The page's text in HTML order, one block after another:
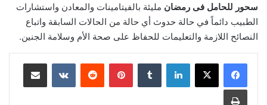
سحور للحامل فى رمضان مليئة بالفيتامينات والمعادن واستشارات
الطبيب دائماً في حالة حدوث أي حالة من الحالات السابقة واتباع
النصائح اللازمة والتعليمات للحفاظ على صحة الأم وسلامة الجنين.
لينكدإن بينتيريست مشاركة عبر البريد
طباعة